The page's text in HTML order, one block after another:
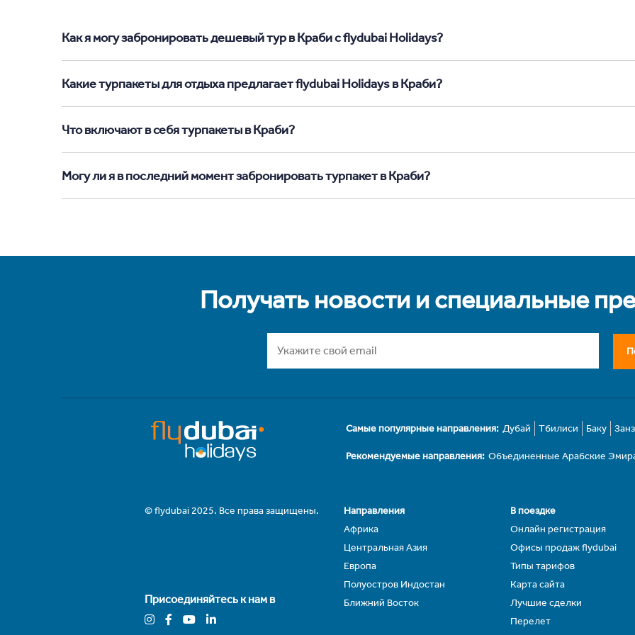
Как я могу забронировать дешевый тур в Краби с flydubai Holidays?
Какие турпакеты для отдыха предлагает flydubai Holidays в Краби?
Что включают в себя турпакеты в Краби?
Могу ли я в последний момент забронировать турпакет в Краби?
Получать новости и специальные
Самые популярные направления: Дубай Тбилиси Баку
Рекомендуемые направления: Объединенные Арабские
© flydubai 2025. Все права защищены.
Присоединяйтесь к нам в
Направления
Африка
Центральная Азия
Европа
Полуостров Индостан
Ближний Восток
В поездке
Онлайн регистрация
Офисы продаж flydubai
Типы тарифов
Карта сайта
Лучшие сделки
Перелет